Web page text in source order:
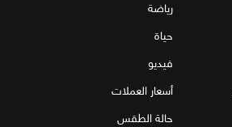
رياضة
حياة
فيديو
أسعار العملات
حالة الطقس